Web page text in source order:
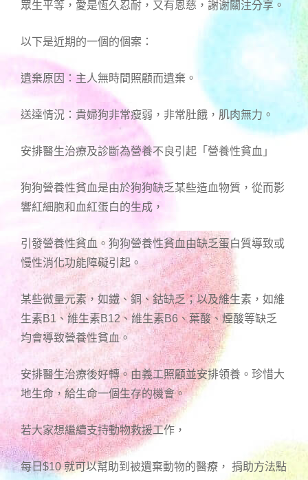
眾生平等，愛是恆久忍耐，又有恩慈，謝谢關注分享。
以下是近期的一個的個案：
遺棄原因：主人無時間照顧而遺棄。
送達情況：貴婦狗非常瘦弱，非常肚餓，肌肉無力。
安排醫生治療及診斷為營養不良引起「營養性貧血」
狗狗營養性貧血是由於狗狗缺乏某些造血物質，從而影
響紅細胞和血紅蛋白的生成，
引發營養性貧血。狗狗營養性貧血由缺乏蛋白質導致或
慢性消化功能障礙引起。
某些微量元素，如鐵、銅、鈷缺乏；以及維生素，如維
生素B1、維生素B12、維生素B6、葉酸、煙酸等缺乏
均會導致營養性貧血。
安排醫生治療後好轉。由義工照顧並安排領養。珍惜大
地生命，給生命一個生存的機會。
若大家想繼續支持動物救援工作，
每日$10 就可以幫助到被遺棄動物的醫療， 捐助方法點